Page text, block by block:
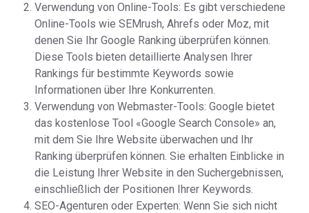
Verwendung von Online-Tools: Es gibt verschiedene
Online-Tools wie SEMrush, Ahrefs oder Moz, mit
denen Sie Ihr Google Ranking überprüfen können.
Diese Tools bieten detaillierte Analysen Ihrer
Rankings für bestimmte Keywords sowie
Informationen über Ihre Konkurrenten.
Verwendung von Webmaster-Tools: Google bietet
das kostenlose Tool «Google Search Console» an,
mit dem Sie Ihre Website überwachen und Ihr
Ranking überprüfen können. Sie erhalten Einblicke in
die Leistung Ihrer Website in den Suchergebnissen,
einschließlich der Positionen Ihrer Keywords.
SEO-Agenturen oder Experten: Wenn Sie sich nicht